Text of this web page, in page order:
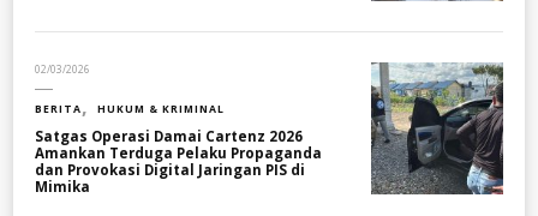
02/03/2026
BERITA HUKUM & KRIMINAL
Satgas Operasi Damai Cartenz 2026
Amankan Terduga Pelaku Propaganda
dan Provokasi Digital Jaringan PIS di
Mimika